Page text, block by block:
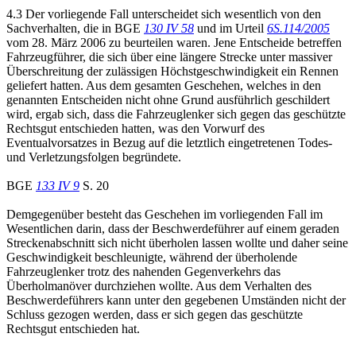
4.3 Der vorliegende Fall unterscheidet sich wesentlich von den
Sachverhalten, die in BGE 130 IV 58 und im Urteil 6S.114/2005
vom 28. März 2006 zu beurteilen waren. Jene Entscheide betreffen
Fahrzeugführer, die sich über eine längere Strecke unter massiver
Überschreitung der zulässigen Höchstgeschwindigkeit ein Rennen
geliefert hatten. Aus dem gesamten Geschehen, welches in den
genannten Entscheiden nicht ohne Grund ausführlich geschildert
wird, ergab sich, dass die Fahrzeuglenker sich gegen das geschützte
Rechtsgut entschieden hatten, was den Vorwurf des
Eventualvorsatzes in Bezug auf die letztlich eingetretenen Todes-
und Verletzungsfolgen begründete.
BGE 133 IV 9 S. 20
Demgegenüber besteht das Geschehen im vorliegenden Fall im
Wesentlichen darin, dass der Beschwerdeführer auf einem geraden
Streckenabschnitt sich nicht überholen lassen wollte und daher seine
Geschwindigkeit beschleunigte, während der überholende
Fahrzeuglenker trotz des nahenden Gegenverkehrs das
Überholmanöver durchziehen wollte. Aus dem Verhalten des
Beschwerdeführers kann unter den gegebenen Umständen nicht der
Schluss gezogen werden, dass er sich gegen das geschützte
Rechtsgut entschieden hat.